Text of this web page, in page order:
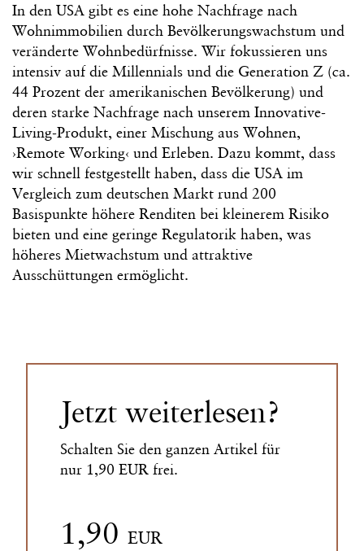
In den USA gibt es eine hohe Nachfrage nach
Wohnimmobilien durch Bevölkerungswachstum und
veränderte Wohnbedürfnisse. Wir fokussieren uns
intensiv auf die Millennials und die Generation Z (ca.
44 Prozent der amerikanischen Bevölkerung) und
deren starke Nachfrage nach unserem Innovative-
Living-Produkt, einer Mischung aus Wohnen,
›Remote Working‹ und Erleben. Dazu kommt, dass
wir schnell festgestellt haben, dass die USA im
Vergleich zum deutschen Markt rund 200
Basispunkte höhere Renditen bei kleinerem Risiko
bieten und eine geringe Regulatorik haben, was
höheres Mietwachstum und attraktive
Ausschüttungen ermöglicht.
Jetzt weiterlesen?
Schalten Sie den ganzen Artikel für
nur 1,90 EUR frei.
1,90 EUR